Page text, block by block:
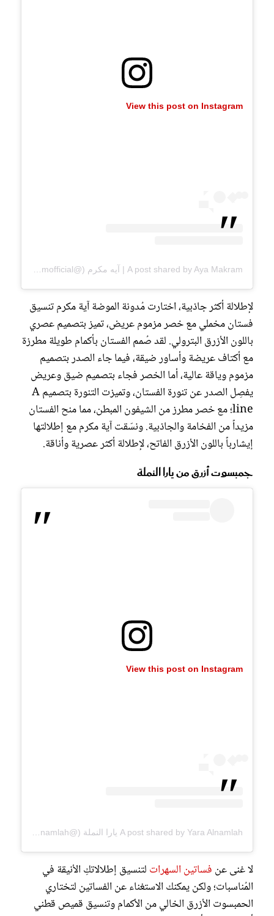
View this post on Instagram
A post shared by Aya Makram | آيه مكرم (@ayamakramofficial)
لإطلالة أكثر جاذبية، اختارت مُدونة الموضة آية مكرم تنسيق
فستان مخملي مع خصر مزموم عريض، تميز بتصميم عصري
باللون الأزرق البترولي. لقد صُمم الفستان بأكمام طويلة مطرزة
مع أكتاف عريضة وأساور ضيقة، فيما جاء الصدر بتصميم
مزموم وياقة عالية، أما الخصر فجاء بتصميم ضيق وعريض
يفصِل الصدر عن تنورة الفستان، وتميزت التنورة بتصميم A
line؛ مع خصر مطرز من الشيفون المبطن، مما منح الفستان
مزيداً من الفخامة والجاذبية. ونسّقت آية مكرم مع إطلالتها
إيشارباً باللون الأزرق الفاتح، لإطلالة أكثر عصرية وأناقة.
جمبسوت أزرق من يارا النملة
View this post on Instagram
A post shared by Yara Alnamlah يارا النملة (@yaralnamlah)
لا غنى عن فساتين السهرات لتنسيق إطلالاتكِ الأنيقة في
المُناسبات؛ ولكن يمكنك الاستغناء عن الفساتين لتختاري
الحمبسوت الأزرق الخالي من الأكمام وتنسيق قميص قطني